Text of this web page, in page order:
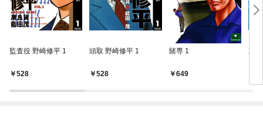
監査役 野崎修平 1
528
頭取 野崎修平 1
528
賭専 1
649
新